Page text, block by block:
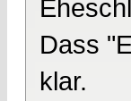
Dass
klar.